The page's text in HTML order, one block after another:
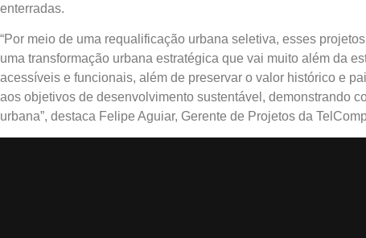
enterradas.
“Por meio de uma requalificação urbana seletiva, esses
uma transformação urbana estratégica que vai muito além da
acessíveis e funcionais, além de preservar o valor histórico e
aos objetivos de desenvolvimento sustentável, demonstrando
urbana”, destaca Felipe Aguiar, Gerente de Projetos da